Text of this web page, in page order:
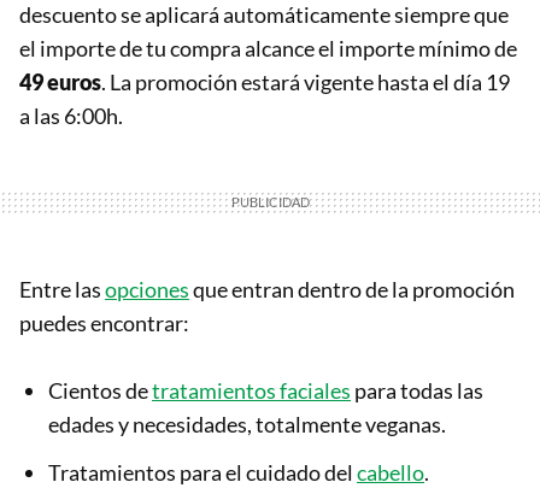
descuento se aplicará automáticamente siempre que
el importe de tu compra alcance el importe mínimo de
49 euros. La promoción estará vigente hasta el día 19
a las 6:00h.
Entre lasopcionesque entran dentro de la promoción
puedes encontrar:
Cientos detratamientos faciales para todas las
edades y necesidades, totalmente veganas.
Tratamientos para el cuidado del cabello.